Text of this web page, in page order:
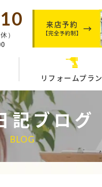
）
来店予約
【完全予約制】
リフォームプラン
記ブログ
BLOG